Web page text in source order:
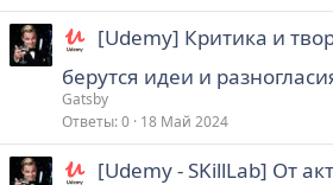
[Udemy] Критика и
берутся идеи и
Gatsby
Ответы 0 18 Май 2024
[Udemy - SKillLab] От